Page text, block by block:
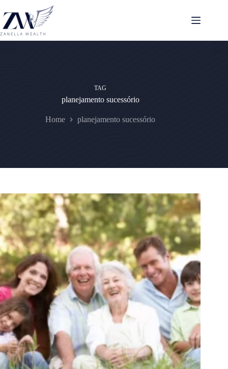
para
conteúdo
TAG
planejamento sucessório
Home planejamento sucessório